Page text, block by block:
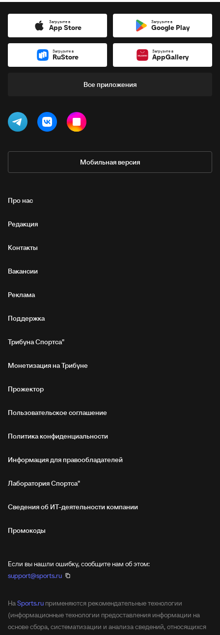
Загрузите в
App Store
Загрузите в
Google Play
Загрузите в
RuStore
Загрузите в
AppGallery
Все приложения
Мобильная версия
Про нас
Редакция
Контакты
Вакансии
Реклама
Поддержка
Трибуна Спортса"
Монетизация на Трибуне
Прожектор
Пользовательское соглашение
Политика конфиденциальности
Информация для правообладателей
Лаборатория Спортса"
Сведения об ИТ‑деятельности компании
Промокоды
Если вы нашли ошибку, сообщите нам об этом:
support@sports.ru
НаSports.ru применяются рекомендательные технологии
(информационные технологии предоставления информации на
основе сбора, систематизации и анализа сведений, относящихся